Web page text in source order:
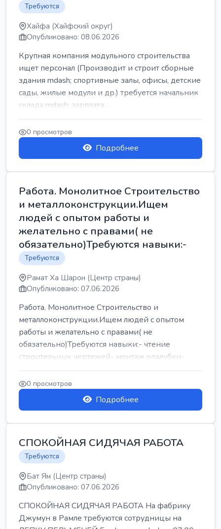
Требуются
Хайфа (Хайфский округ)
Опубликовано: 08.06.2026
Крупная компания модульного строительства
ищет персонал (Производит и строит сборные
здания mdash; спортивные залы, офисы, детские
сады, жилые модули и др.) требуется начальник
склада mdash; зарплата ...
0 просмотров
Подробнее
Работа. Монолитное Строительство
и металлоконструкции.Ищем
людей с опытом работы и
желательно с правами( не
обязательно)Требуются навыки:-
Требуются
Рамат Ха Шарон (Центр страны)
Опубликовано: 07.06.2026
Работа. Монолитное Строительство и
металлоконструкции.Ищем людей с опытом
работы и желательно с правами( не
обязательно)Требуются навыки:- чтение
строительных чертежей- монтаж опалубки-
армокаркасыОпл...
0 просмотров
Подробнее
СПОКОЙНАЯ СИДЯЧАЯ РАБОТА
Требуются
Бат Ям (Центр страны)
Опубликовано: 07.06.2026
СПОКОЙНАЯ СИДЯЧАЯ РАБОТА На фабрику
Джумун в Рамле требуются сотрудницы на